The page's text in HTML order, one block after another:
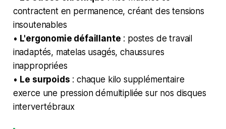
contractent en permanence, créant des tensions
insoutenables
• L'ergonomie défaillante : postes de travail
inadaptés, matelas usagés, chaussures
inappropriées
• Le surpoids : chaque kilo supplémentaire
exerce une pression démultipliée sur nos disques
intervertébraux